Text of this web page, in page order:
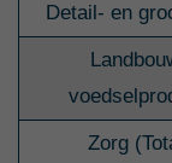
Detail- en
Zorg